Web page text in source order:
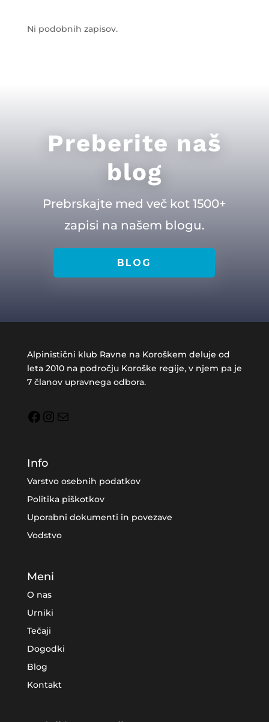
Ni podobnih zapisov.
Preberite naš
blog
Prebrskajte med več kot 1500+
zapisi na našem blogu.
BLOG
Alpinistični klub Ravne na Koroškem deluje od
leta 2010 na področju Koroške regije, v njem pa je
7 članov upravnega odbora.
Facebook
Instagram
Info
Varstvo osebnih podatkov
Politika piškotkov
Uporabni dokumenti in povezave
Vodstvo
Meni
O nas
Urniki
Tečaji
Dogodki
Blog
Kontakt